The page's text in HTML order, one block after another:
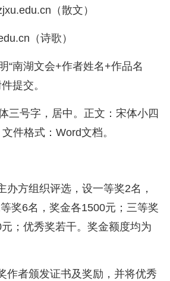
（散文）
（诗歌）
“南湖文会+作者姓名+作品名
提交。
三号字，居中。正文：宋体小四
件格式：Word文档。
办方组织评选，设一等奖2名，
奖6名，奖金各1500元；三等奖
；优秀奖若干。奖金额度均为
作者颁发证书及奖励，并将优秀